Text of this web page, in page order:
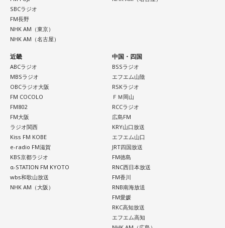
SBCラジオ
FM長野
NHK AM（東京）
NHK AM（名古屋）
近畿
ABCラジオ
MBSラジオ
OBCラジオ大阪
FM COCOLO
FM802
FM大阪
ラジオ関西
Kiss FM KOBE
e-radio FM滋賀
KBS京都ラジオ
α-STATION FM KYOTO
wbs和歌山放送
NHK AM（大阪）
中国・四国
BSSラジオ
エフエム山陰
RSKラジオ
ＦＭ岡山
RCCラジオ
広島FM
KRY山口放送
エフエム山口
JRT四国放送
FM徳島
RNC西日本放送
FM香川
RNB南海放送
FM愛媛
RKC高知放送
エフエム高知